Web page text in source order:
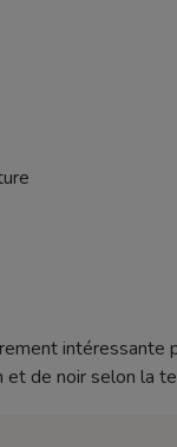
de noir selon la